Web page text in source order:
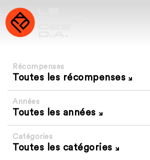
Récompenses
Toutes les récompenses
Années
Toutes les années
Catégories
Toutes les catégories